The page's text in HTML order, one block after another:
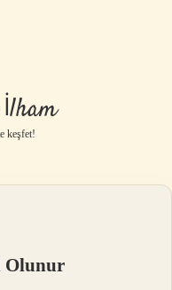
keşfet!
Olunur